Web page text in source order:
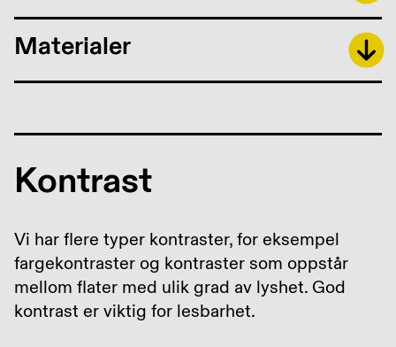
Materialer
Kontrast
Vi har flere typer kontraster, for eksempel
fargekontraster og kontraster som oppstår
mellom flater med ulik grad av lyshet. God
kontrast er viktig for lesbarhet.